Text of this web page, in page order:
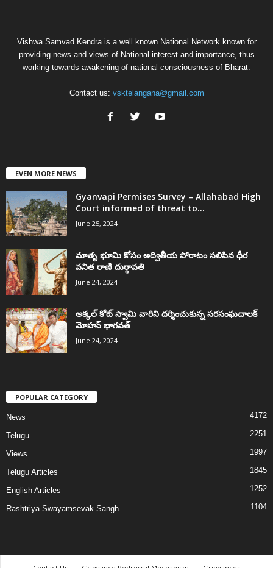
Vishwa Samvad Kendra is a well known National Network known for
providing news and views of National interest and importance, thus
working towards awakening of national consciousness of Bharat.
Contact us: vsktelangana@gmail.com
EVEN MORE NEWS
Gyanvapi Permises Survey – Allahabad High
Court informed of threat to...
June 25, 2024
మాతృ భూమి కోసం అద్వితీయ పోరాటం సలిపిన ధీర
వనిత రాణి దుర్గావతి
June 24, 2024
అక్కల్‌ కోట్‌ స్వామి వారిని దర్శించుకున్న సరసంఘచాలక్
మోహన్ భాగవత్
June 24, 2024
POPULAR CATEGORY
News 4172
Telugu 2251
Views 1997
Telugu Articles 1845
English Articles 1252
Rashtriya Swayamsevak Sangh 1104